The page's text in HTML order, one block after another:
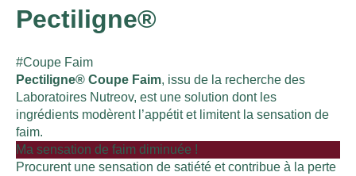
Pectiligne®
#Coupe Faim
Pectiligne® Coupe Faim, issu de la recherche des
Laboratoires Nutreov, est une solution dont les
ingrédients modèrent l’appétit et limitent la sensation de
faim.
Ma sensation de faim diminuée !
Procurent une sensation de satiété et contribue à la perte